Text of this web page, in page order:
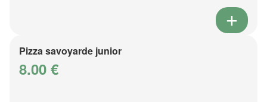
Pizza savoyarde junior
8.00 €